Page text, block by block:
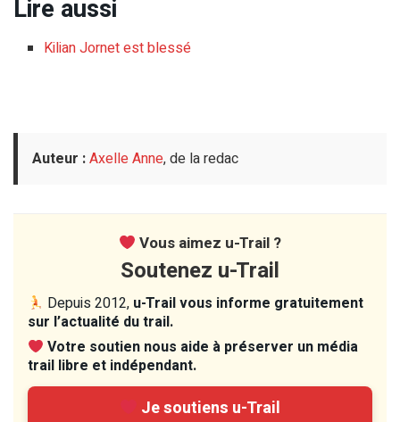
Lire aussi
Kilian Jornet est blessé
Auteur :Axelle Anne, de la redac
Vous aimez u-Trail ?
Soutenez u-Trail
Depuis 2012, u-Trail vous informe gratuitement
sur l’actualité du trail.
Votre soutien nous aide à préserver un média
trail libre et indépendant.
Je soutiens u-Trail